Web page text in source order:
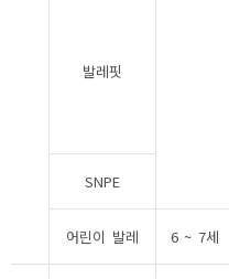
발레핏
SNPE
어린이 발레 6 ~ 7세